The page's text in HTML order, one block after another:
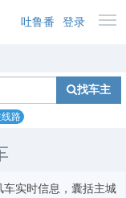
吐鲁番 登录
找车主
线路
实时信息，囊括主城